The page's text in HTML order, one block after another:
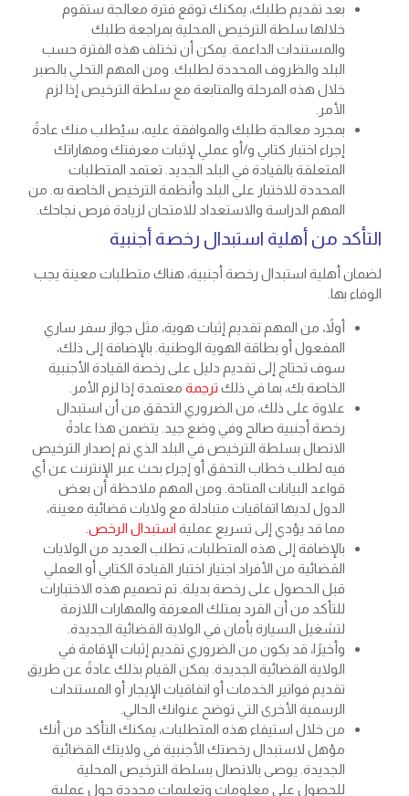
بعد تقديم طلبك، يمكنك توقع فترة معالجة ستقوم
خلالها سلطة الترخيص المحلية بمراجعة طلبك
والمستندات الداعمة. يمكن أن تختلف هذه الفترة حسب
البلد والظروف المحددة لطلبك. ومن المهم التحلي بالصبر
خلال هذه المرحلة والمتابعة مع سلطة الترخيص إذا لزم
الأمر.
بمجرد معالجة طلبك والموافقة عليه، سيُطلب منك عادةً
إجراء اختبار كتابي و/أو عملي لإثبات معرفتك ومهاراتك
المتعلقة بالقيادة في البلد الجديد. تعتمد المتطلبات
المحددة للاختبار على البلد وأنظمة الترخيص الخاصة به. من
المهم الدراسة والاستعداد للامتحان لزيادة فرص نجاحك.
التأكد من أهلية استبدال رخصة أجنبية
لضمان أهلية استبدال رخصة أجنبية، هناك متطلبات معينة يجب
الوفاء بها.
أولاً، من المهم تقديم إثبات هوية، مثل جواز سفر ساري
المفعول أو بطاقة الهوية الوطنية. بالإضافة إلى ذلك،
سوف تحتاج إلى تقديم دليل على رخصة القيادة الأجنبية
الخاصة بك، بما في ذلك ترجمة معتمدة إذا لزم الأمر.
علاوة على ذلك، من الضروري التحقق من أن استبدال
رخصة أجنبية صالح وفي وضع جيد. يتضمن هذا عادةً
الاتصال بسلطة الترخيص في البلد الذي تم إصدار الترخيص
فيه لطلب خطاب التحقق أو إجراء بحث عبر الإنترنت عن أي
قواعد البيانات المتاحة. ومن المهم ملاحظة أن بعض
الدول لديها اتفاقيات متبادلة مع ولايات قضائية معينة،
مما قد يؤدي إلى تسريع عملية استبدال الرخص
بالإضافة إلى هذه المتطلبات، تطلب العديد من الولايات
القضائية من الأفراد اجتياز اختبار القيادة الكتابي أو العملي
قبل الحصول على رخصة بديلة. تم تصميم هذه الاختبارات
للتأكد من أن الفرد يمتلك المعرفة والمهارات اللازمة
لتشغيل السيارة بأمان في الولاية القضائية الجديدة.
وأخيرًا، قد يكون من الضروري تقديم إثبات الإقامة في
الولاية القضائية الجديدة. يمكن القيام بذلك عادةً عن طريق
تقديم فواتير الخدمات أو اتفاقيات الإيجار أو المستندات
الرسمية الأخرى التي توضح عنوانك الحالي.
من خلال استيفاء هذه المتطلبات، يمكنك التأكد من أنك
مؤهل لاستبدال رخصتك الأجنبية في ولايتك القضائية
الجديدة. يوصى بالاتصال بسلطة الترخيص المحلية
للحصول على معلومات وتعليمات محددة حول عملية